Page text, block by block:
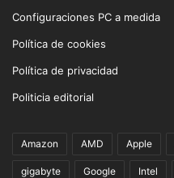
Configuraciones PC a medida
Política de cookies
Política de privacidad
Politicia editorial
Amazon AMD Apple
gigabyte Google Intel